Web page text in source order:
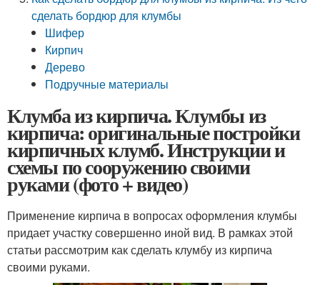
сделать бордюр для клумбы
Шифер
Кирпич
Дерево
Подручные материалы
Клумба из кирпича. Клумбы из
кирпича: оригинальные постройки
кирпичных клумб. Инструкции и
схемы по сооружению своими
руками (фото + видео)
Применение кирпича в вопросах оформления клумбы
придает участку совершенно иной вид. В рамках этой
статьи рассмотрим как сделать клумбу из кирпича
своими руками.